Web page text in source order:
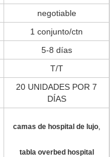
negotiable
1 conjunto/ctn
5-8 días
T/T
20 UNIDADES POR 7
DÍAS
camas de hospital de lujo,
tabla overbed hospital